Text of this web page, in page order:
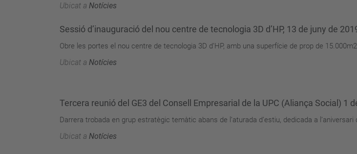
Ubicat a Notícies
Sessió d’inauguració del nou centre de tecnologia 3D d’HP, 13 de juny de
Obre les portes el nou centre de tecnologia 3D d’HP, amb una superfície de prop de
Ubicat a Notícies
Tercera reunió del GE3 del Consell Empresarial de la UPC (Aliança Social) 1
Darrera trobada en grup estratègic temàtic abans de l’aturada d’estiu, dedicada a l’aniversari
Ubicat a Notícies